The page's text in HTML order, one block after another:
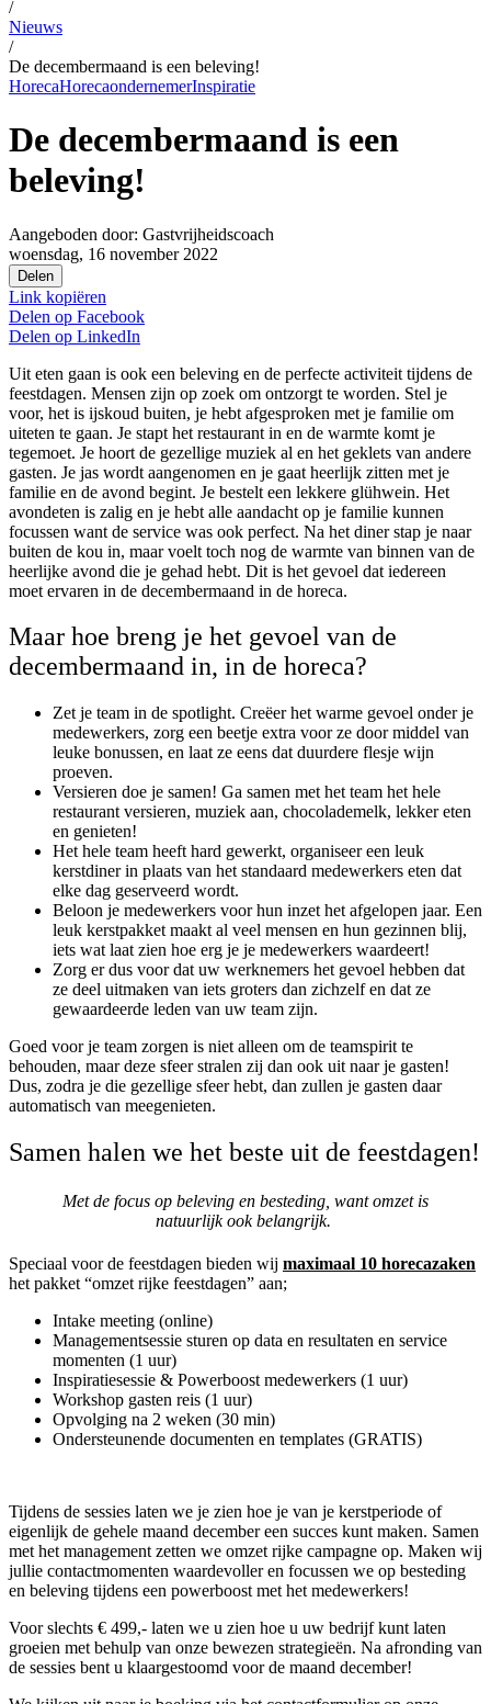
/
Nieuws
/
De decembermaand is een beleving!
HorecaHorecaondernemerInspiratie
De decembermaand is een
beleving!
Aangeboden door: Gastvrijheidscoach
woensdag, 16 november 2022
Delen
Link kopiëren
Delen op Facebook
Delen op LinkedIn
Uit eten gaan is ook een beleving en de perfecte activiteit tijdens de
feestdagen. Mensen zijn op zoek om ontzorgt te worden. Stel je
voor, het is ijskoud buiten, je hebt afgesproken met je familie om
uiteten te gaan. Je stapt het restaurant in en de warmte komt je
tegemoet. Je hoort de gezellige muziek al en het geklets van andere
gasten. Je jas wordt aangenomen en je gaat heerlijk zitten met je
familie en de avond begint. Je bestelt een lekkere glühwein. Het
avondeten is zalig en je hebt alle aandacht op je familie kunnen
focussen want de service was ook perfect. Na het diner stap je naar
buiten de kou in, maar voelt toch nog de warmte van binnen van de
heerlijke avond die je gehad hebt. Dit is het gevoel dat iedereen
moet ervaren in de decembermaand in de horeca.
Maar hoe breng je het gevoel van de
decembermaand in, in de horeca?
Zet je team in de spotlight. Creëer het warme gevoel onder je
medewerkers, zorg een beetje extra voor ze door middel van
leuke bonussen, en laat ze eens dat duurdere flesje wijn
proeven.
Versieren doe je samen! Ga samen met het team het hele
restaurant versieren, muziek aan, chocolademelk, lekker eten
en genieten!
Het hele team heeft hard gewerkt, organiseer een leuk
kerstdiner in plaats van het standaard medewerkers eten dat
elke dag geserveerd wordt.
Beloon je medewerkers voor hun inzet het afgelopen jaar. Een
leuk kerstpakket maakt al veel mensen en hun gezinnen blij,
iets wat laat zien hoe erg je je medewerkers waardeert!
Zorg er dus voor dat uw werknemers het gevoel hebben dat
ze deel uitmaken van iets groters dan zichzelf en dat ze
gewaardeerde leden van uw team zijn.
Goed voor je team zorgen is niet alleen om de teamspirit te
behouden, maar deze sfeer stralen zij dan ook uit naar je gasten!
Dus, zodra je die gezellige sfeer hebt, dan zullen je gasten daar
automatisch van meegenieten.
Samen halen we het beste uit de feestdagen!
Met de focus op beleving en besteding, want omzet is
natuurlijk ook belangrijk.
Speciaal voor de feestdagen bieden wij maximaal 10 horecazaken
het pakket “omzet rijke feestdagen” aan;
Intake meeting (online)
Managementsessie sturen op data en resultaten en service
momenten (1 uur)
Inspiratiesessie & Powerboost medewerkers (1 uur)
Workshop gasten reis (1 uur)
Opvolging na 2 weken (30 min)
Ondersteunende documenten en templates (GRATIS)
Tijdens de sessies laten we je zien hoe je van je kerstperiode of
eigenlijk de gehele maand december een succes kunt maken. Samen
met het management zetten we omzet rijke campagne op. Maken wij
jullie contactmomenten waardevoller en focussen we op besteding
en beleving tijdens een powerboost met het medewerkers!
Voor slechts € 499,- laten we u zien hoe u uw bedrijf kunt laten
groeien met behulp van onze bewezen strategieën. Na afronding van
de sessies bent u klaargestoomd voor de maand december!